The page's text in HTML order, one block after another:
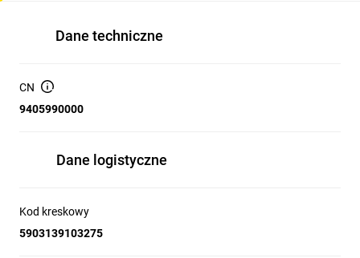
Dane techniczne
CN
9405990000
Dane logistyczne
Kod kreskowy
5903139103275